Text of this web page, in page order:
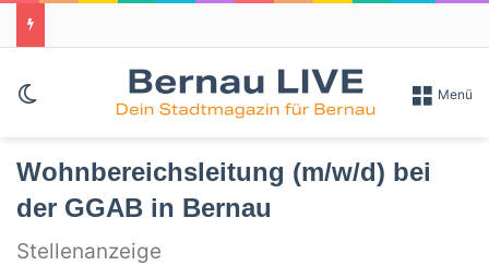
Skin umschalten Menü
Wohnbereichsleitung (m/w/d) bei
der GGAB in Bernau
Stellenanzeige